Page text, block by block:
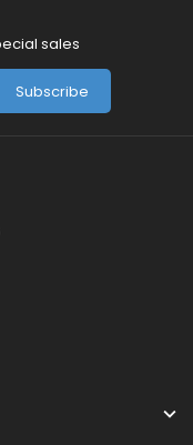
sales
Subscribe